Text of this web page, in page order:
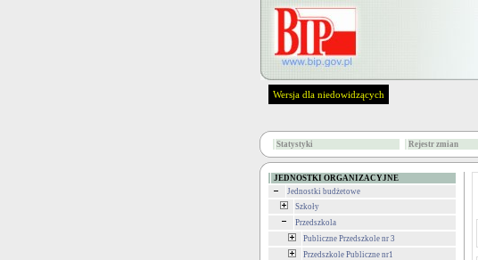
Wersja dla niedowidzących
Statystyki Rejestr zmian
JEDNOSTKI ORGANIZACYJNE
Jednostki budżetowe
Szkoły
Przedszkola
Publiczne Przedszkole nr 3
Przedszkole Publiczne nr1